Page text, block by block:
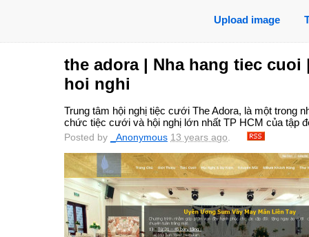
Upload image
the adora | Nha hang tiec cuoi
hoi nghi
Trung tâm hội nghị tiệc cưới The Adora, là một trong
chức tiệc cưới và hội nghị lớn nhất TP HCM của tập
Posted by _Anonymous 13 years ago.